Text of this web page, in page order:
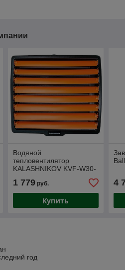
Водяной
тепловентилятор
KALASHNIKOV KVF-W30-
1 779руб.
Купить
4
год